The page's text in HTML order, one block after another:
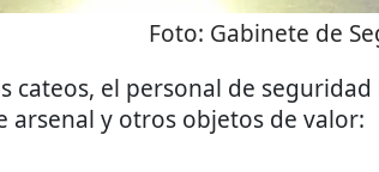
Foto: Gabinete de
cateos, el personal de
arsenal y otros objetos de valor: